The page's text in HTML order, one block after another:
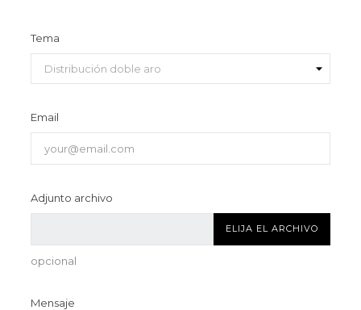
Tema
Email
Adjunto archivo
ELIJA EL ARCHIVO
opcional
Mensaje